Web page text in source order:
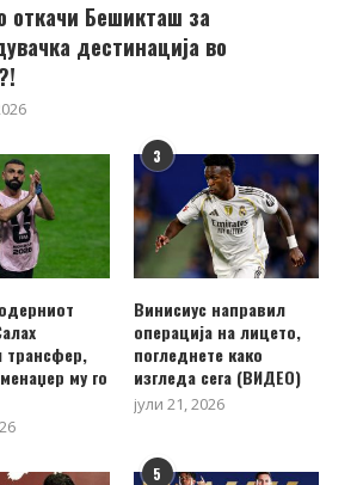
откачи Бешикташ за
дестинација во
трансфер,
му го
3
Винисиус направил
операција на лицето,
погледнете како
изгледа сега (ВИДЕО)
јули 21, 2026
5